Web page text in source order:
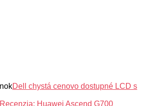
Dell chystá cenovo dostupné LCD s
Recenzia: Huawei Ascend G700